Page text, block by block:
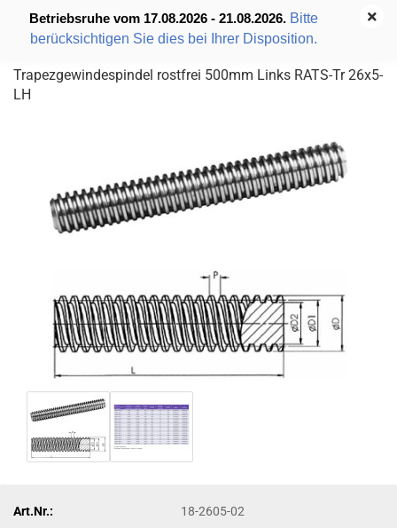
Betriebsruhe vom 17.08.2026 - 21.08.2026. Bitte
berücksichtigen Sie dies bei Ihrer Disposition.
Trapezgewindespindel rostfrei 500mm Links RATS-Tr 26x5-
LH
Art.Nr.:
18-2605-02